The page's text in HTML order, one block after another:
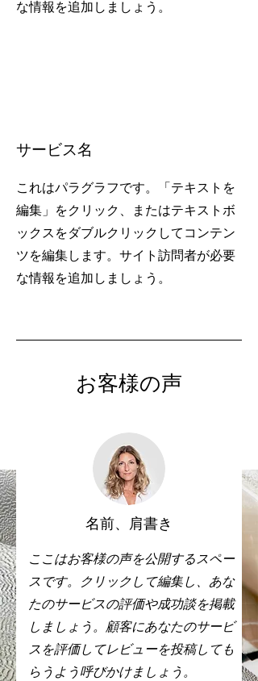
な情報を追加しましょう。
サービス名
これはパラグラフです。「テキストを
編集」をクリック、またはテキストボ
ックスをダブルクリックしてコンテン
ツを編集します。サイト訪問者が必要
な情報を追加しましょう。
お客様の声
名前、肩書き
ここはお客様の声を公開するスペー
スです。クリックして編集し、あな
たのサービスの評価や成功談を掲載
しましょう。顧客にあなたのサービ
スを評価してレビューを投稿しても
らうよう呼びかけましょう。